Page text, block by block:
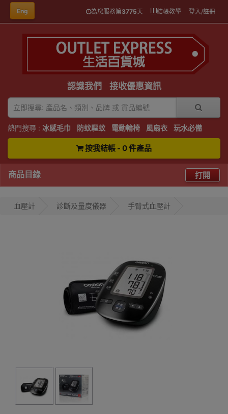
Eng 為您服務第3775天 結帳教學 登入/註冊
認識我們 接收優惠資訊
熱門搜尋 : 冰感毛巾 防蚊驅蚊 電動輪椅 風扇衣 玩水必備
按我結帳 - 0 件產品
商品目錄 打開
血壓計 診斷及量度儀器 手臂式血壓計